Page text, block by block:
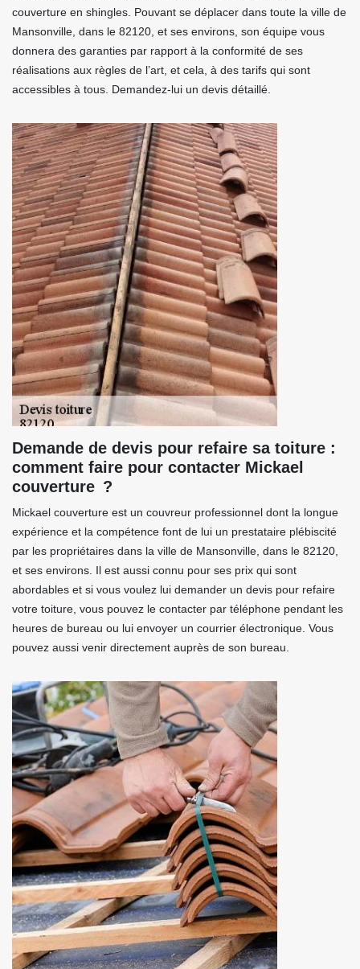
couverture en shingles. Pouvant se déplacer dans toute la ville de
Mansonville, dans le 82120, et ses environs, son équipe vous
donnera des garanties par rapport à la conformité de ses
réalisations aux règles de l’art, et cela, à des tarifs qui sont
accessibles à tous. Demandez-lui un devis détaillé.
Demande de devis pour refaire sa toiture :
comment faire pour contacter Mickael
couverture ?
Mickael couverture est un couvreur professionnel dont la longue
expérience et la compétence font de lui un prestataire plébiscité
par les propriétaires dans la ville de Mansonville, dans le 82120,
et ses environs. Il est aussi connu pour ses prix qui sont
abordables et si vous voulez lui demander un devis pour refaire
votre toiture, vous pouvez le contacter par téléphone pendant les
heures de bureau ou lui envoyer un courrier électronique. Vous
pouvez aussi venir directement auprès de son bureau.